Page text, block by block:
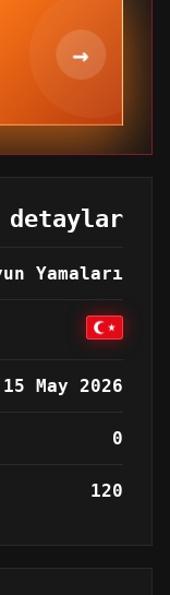
→
detaylar
Yamaları
15 May 2026
0
120